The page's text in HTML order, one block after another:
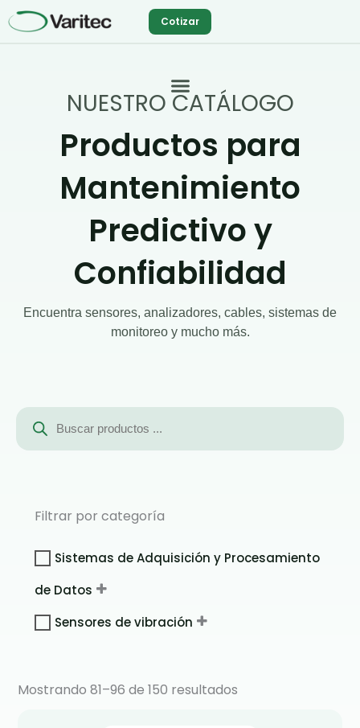
al
Cotizar
NUESTRO CATÁLOGO
Productos para
Mantenimiento
Predictivo y
Confiabilidad
Encuentra sensores, analizadores, cables, sistemas de
monitoreo y mucho más.
Búsqueda
productos
Filtrar por categoría
Sistemas de Adquisición y Procesamiento
de Datos
Sensores de vibración
Mostrando 81–96 de 150 resultados